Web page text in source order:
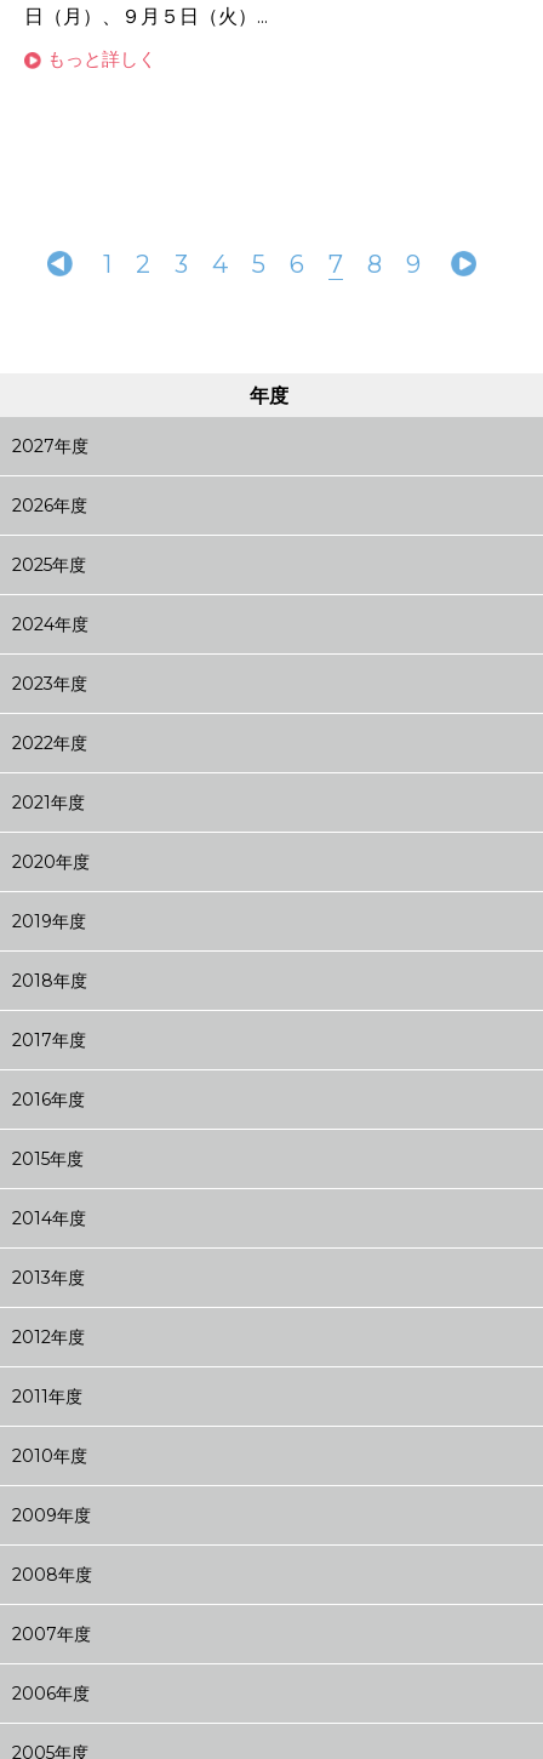
日（月）、９月５日（火）...
もっと詳しく
1 2 3 4 5 6 7 8 9
年度
2027年度
2026年度
2025年度
2024年度
2023年度
2022年度
2021年度
2020年度
2019年度
2018年度
2017年度
2016年度
2015年度
2014年度
2013年度
2012年度
2011年度
2010年度
2009年度
2008年度
2007年度
2006年度
2005年度